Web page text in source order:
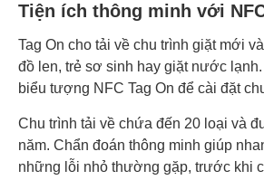
Tiện ích thông minh với
Tag On cho tải về chu trình giặt mới
đồ len, trẻ sơ sinh hay giặt nước
biểu tượng NFC Tag On để cài đặt
Chu trình tải về chứa đến 20 loại và
năm. Chẩn đoán thông minh giúp
những lỗi nhỏ thường gặp, trước khi